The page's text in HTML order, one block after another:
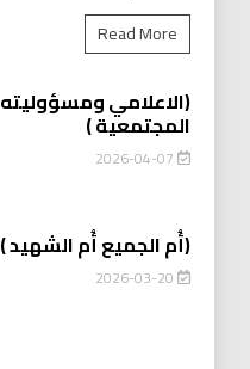
Read More
(الاعلامي ومسؤوليته
المجتمعية )
2026-04-07
(أُم الجميع أُم الشهيد )
2026-03-20